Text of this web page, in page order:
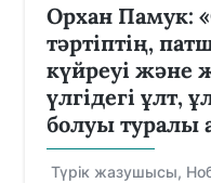
Орхан Памук:
тәртіптің,
күйреуі және
үлгідегі ұлт,
болуы туралы
Түрік жазушысы,